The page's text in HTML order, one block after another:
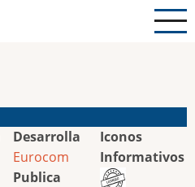
Desarrolla
Eurocom
Publica
Iconos
Informativos